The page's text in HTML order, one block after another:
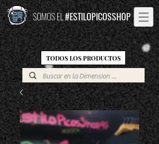
SOMOS EL#ESTILOPICOSSHOP
TODOS LOS PRODUCTOS